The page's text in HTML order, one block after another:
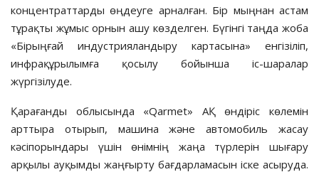
концентраттарды өңдеуге арналған. Бір мыңнан астам
тұрақты жұмыс орнын ашу көзделген. Бүгінгі таңда жоба
«Бірыңғай индустрияландыру картасына» енгізіліп,
инфрақұрылымға қосылу бойынша іс-шаралар
жүргізілуде.
Қарағанды облысында «Qarmet» АҚ өндіріс көлемін
арттыра отырып, машина және автомобиль жасау
кәсіпорындары үшін өнімнің жаңа түрлерін шығару
арқылы ауқымды жаңғырту бағдарламасын іске асыруда.